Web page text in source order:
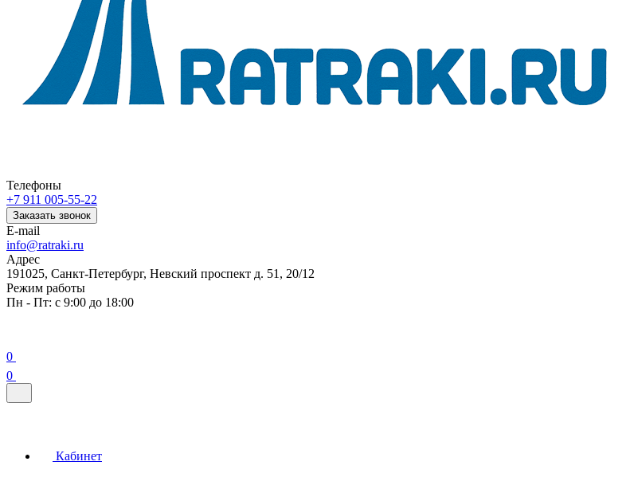
Телефоны
+7 911 005-55-22
Заказать звонок
E-mail
info@ratraki.ru
Адрес
191025, Санкт-Петербург, Невский проспект д. 51, 20/12
Режим работы
Пн - Пт: с 9:00 до 18:00
0
0
Кабинет